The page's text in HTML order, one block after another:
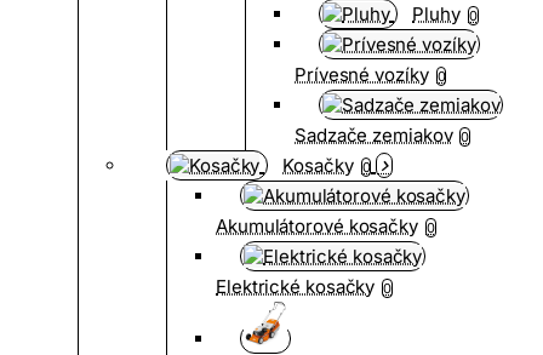
Pluhy 0
Prívesné vozíky 0
Sadzače zemiakov 0
Kosačky 0
Akumulátorové kosačky 0
Elektrické kosačky 0